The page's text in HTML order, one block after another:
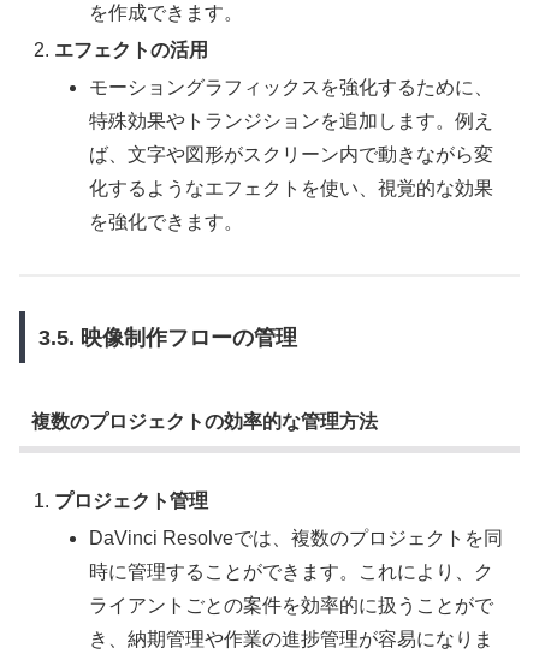
を作成できます。
エフェクトの活用
モーショングラフィックスを強化するために、
特殊効果やトランジションを追加します。例え
ば、文字や図形がスクリーン内で動きながら変
化するようなエフェクトを使い、視覚的な効果
を強化できます。
3.5. 映像制作フローの管理
複数のプロジェクトの効率的な管理方法
プロジェクト管理
DaVinci Resolveでは、複数のプロジェクトを同
時に管理することができます。これにより、ク
ライアントごとの案件を効率的に扱うことがで
き、納期管理や作業の進捗管理が容易になりま